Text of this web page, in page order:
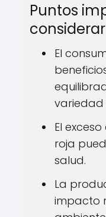
Puntos
considerar
El
variedad
El
roja
salud.
La
impacto